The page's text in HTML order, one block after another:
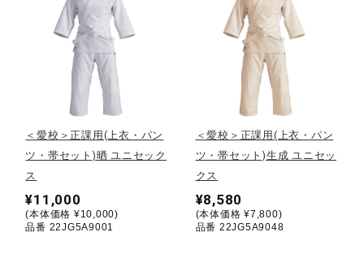
サポート
直営店一覧
取扱店一覧
＜愛校＞正課用(上衣・パン
ツ・帯セット)晒 ユニセック
ス
¥11,000
(本体価格 ¥10,000)
品番 22JG5A9001
＜愛校＞正課用(上衣・パン
ツ・帯セット)生成 ユニセッ
クス
¥8,580
(本体価格 ¥7,800)
品番 22JG5A9048